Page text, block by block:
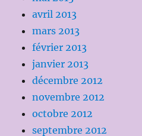
avril 2013
mars 2013
février 2013
janvier 2013
décembre 2012
novembre 2012
octobre 2012
septembre 2012